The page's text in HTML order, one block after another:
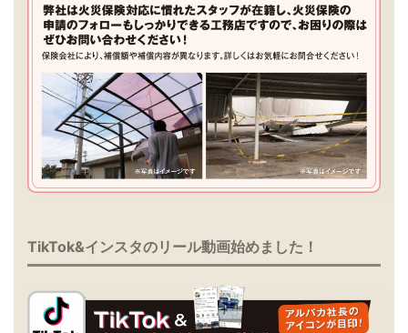
TikTok&インスタのリール動画始めました！